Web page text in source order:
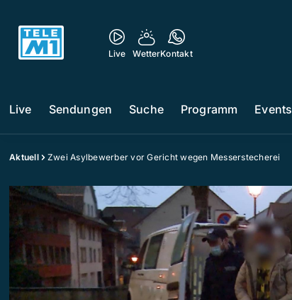
Live WetterKontakt
Live Sendungen Suche Programm Events
Aktuell Zwei Asylbewerber vor Gericht wegen Messerstecherei